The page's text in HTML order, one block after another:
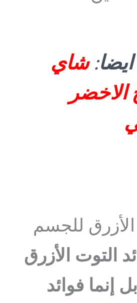
:شاي
الاخضر
الأزرق للجسم
التوت الأزرق
إنما فوائد